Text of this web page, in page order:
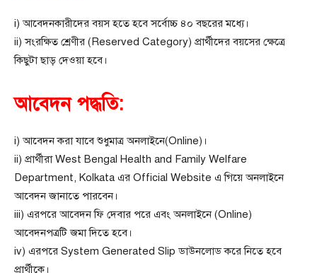
i) আবেদনকারীদের বয়স হতে হবে সর্বোচ্চ ৪০ বছরের মধ্যে।
ii) সংরক্ষিত শ্রেণীর (Reserved Category) প্রার্থীদের বয়সের ক্ষেত্রে
কিছুটা ছাড় দেওয়া হবে।
আবেদন পদ্ধতি:
i) আবেদন করা যাবে শুধুমাত্র অনলাইনে(Online)।
ii) প্রার্থীরা West Bengal Health and Family Welfare
Department, Kolkata এর Official Website এ গিয়ে অনলাইনে
আবেদন জানাতে পারবেন।
iii) এরপরে আবেদন ফি দেবার পরে এবং অনলাইনে (Online)
আবেদনপত্রটি জমা দিতে হবে।
iv) এরপরে System Generated Slip ডাউনলোড করে নিতে হবে
প্রার্থীকে।